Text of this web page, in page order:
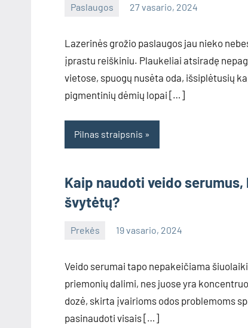
Paslaugos 27 vasario, 2024
info@grazute.lt
Lazerinės grožio paslaugos jau nieko
įprastu reiškiniu. Plaukeliai atsiradę
vietose, spuogų nusėta oda, išsiplėtusių
pigmentinių dėmių lopai […]
Pilnas straipsnis
Kaip naudoti veido serumus,
švytėtų?
Prekės 19 vasario, 2024
Veido serumai tapo nepakeičiama
priemonių dalimi, nes juose yra
dozė, skirta įvairioms odos problemoms
pasinaudoti visais […]